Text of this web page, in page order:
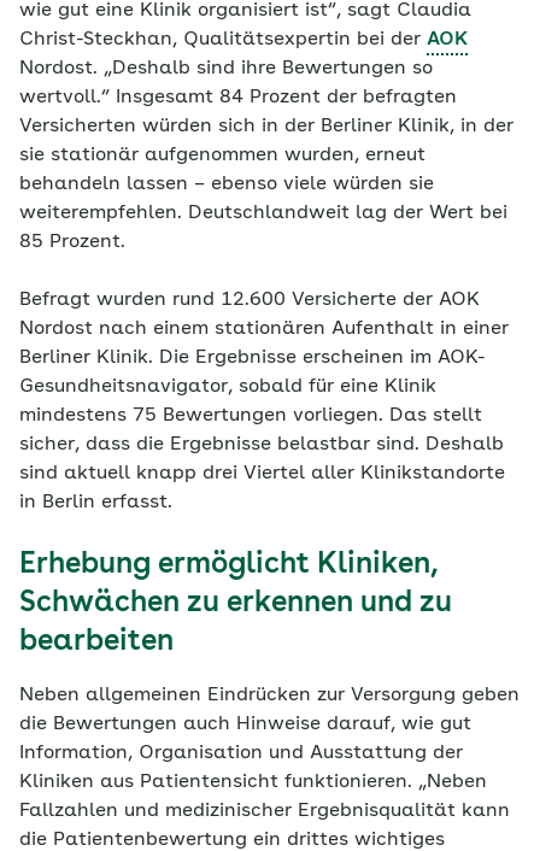
wie gut eine Klinik organisiert ist“, sagt Claudia
Christ-Steckhan, Qualitätsexpertin bei der AOK
Nordost. „Deshalb sind ihre Bewertungen so
wertvoll.“ Insgesamt 84 Prozent der befragten
Versicherten würden sich in der Berliner Klinik, in der
sie stationär aufgenommen wurden, erneut
behandeln lassen – ebenso viele würden sie
weiterempfehlen. Deutschlandweit lag der Wert bei
85 Prozent.
Befragt wurden rund 12.600 Versicherte der AOK
Nordost nach einem stationären Aufenthalt in einer
Berliner Klinik. Die Ergebnisse erscheinen im AOK-
Gesundheitsnavigator, sobald für eine Klinik
mindestens 75 Bewertungen vorliegen. Das stellt
sicher, dass die Ergebnisse belastbar sind. Deshalb
sind aktuell knapp drei Viertel aller Klinikstandorte
in Berlin erfasst.
Erhebung ermöglicht Kliniken,
Schwächen zu erkennen und zu
bearbeiten
Neben allgemeinen Eindrücken zur Versorgung geben
die Bewertungen auch Hinweise darauf, wie gut
Information, Organisation und Ausstattung der
Kliniken aus Patientensicht funktionieren. „Neben
Fallzahlen und medizinischer Ergebnisqualität kann
die Patientenbewertung ein drittes wichtiges